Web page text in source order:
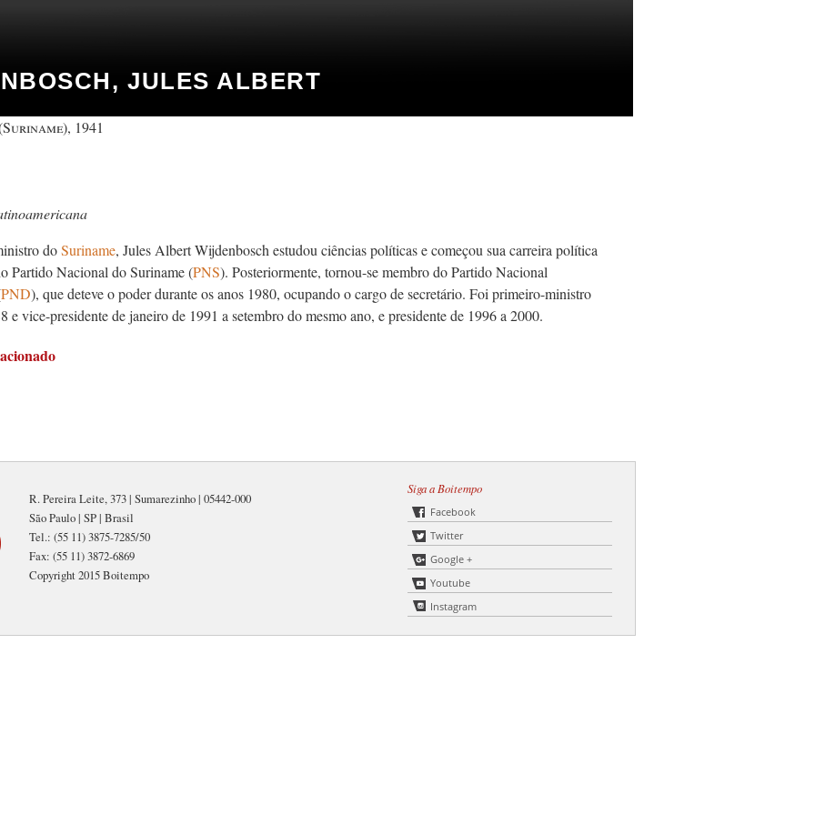
JULES ALBERT
1941
doSuriname, Jules Albert Wijdenbosch estudou ciências políticas e começou sua carreira política
Partido Nacional do Suriname (PNS). Posteriormente, tornou-se membro do Partido Nacional
PND), que deteve o poder durante os anos 1980, ocupando o cargo de secretário. Foi primeiro-ministro
e vice-presidente de janeiro de 1991 a setembro do mesmo ano, e presidente de 1996 a 2000.
R. Pereira Leite, 373 | Sumarezinho | 05442-000
São Paulo | SP | Brasil
Tel.: (55 11) 3875-7285/50
Fax: (55 11) 3872-6869
Copyright 2015 Boitempo
Siga a Boitempo
Facebook
Twitter
Google +
Youtube
Instagram